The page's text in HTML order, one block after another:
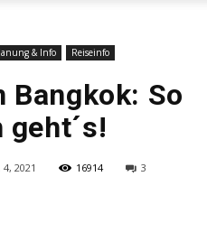
& Info Reiseinfo
Bangkok: So
4, 2021 16914 3